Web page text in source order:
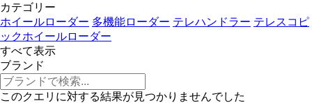
カテゴリー
ホイールローダー 多機能ローダー テレハンドラー テレスコピ
ックホイールローダー
すべて表示
ブランド
このクエリに対する結果が見つかりませんでした